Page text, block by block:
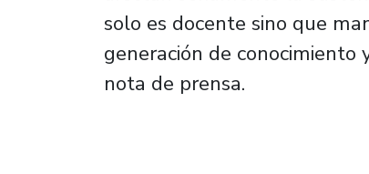
solo es docente sino que
generación de conocimiento
nota de prensa.